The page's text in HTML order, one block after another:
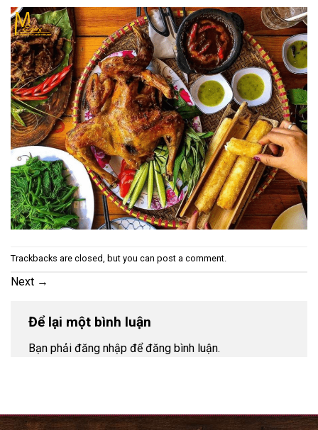
Trackbacks are closed, but you can post a comment.
Next →
Để lại một bình luận
Bạn phải đăng nhập để đăng bình luận.